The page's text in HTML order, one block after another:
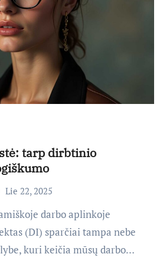
tarp dirbtinio
Lie 22, 2025
darbo aplinkoje
(DI) sparčiai tampa nebe
kuri keičia mūsų darbo…